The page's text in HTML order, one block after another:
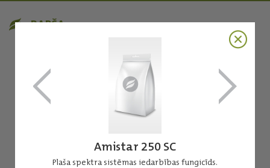
Amistar 250 SC
Plaša spektra sistēmas iedarbības fungicīds.
RAPŠA